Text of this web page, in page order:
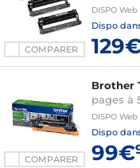
COMPARER
DISPO Web
Dispo
COMPARER
Brother
pages à
DISPO Web
Dispo
99€